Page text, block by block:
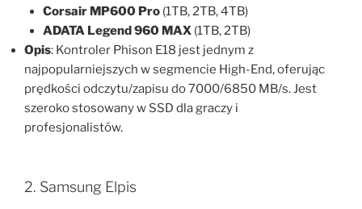
Corsair MP600 Pro(1TB, 2TB, 4TB)
ADATA Legend 960 MAX(1TB, 2TB)
Opis: Kontroler Phison E18 jest jednym z
najpopularniejszych w segmencie High-End, oferując
prędkości odczytu/zapisu do 7000/6850 MB/s. Jest
szeroko stosowany w SSD dla graczy i
profesjonalistów.
2. Samsung Elpis